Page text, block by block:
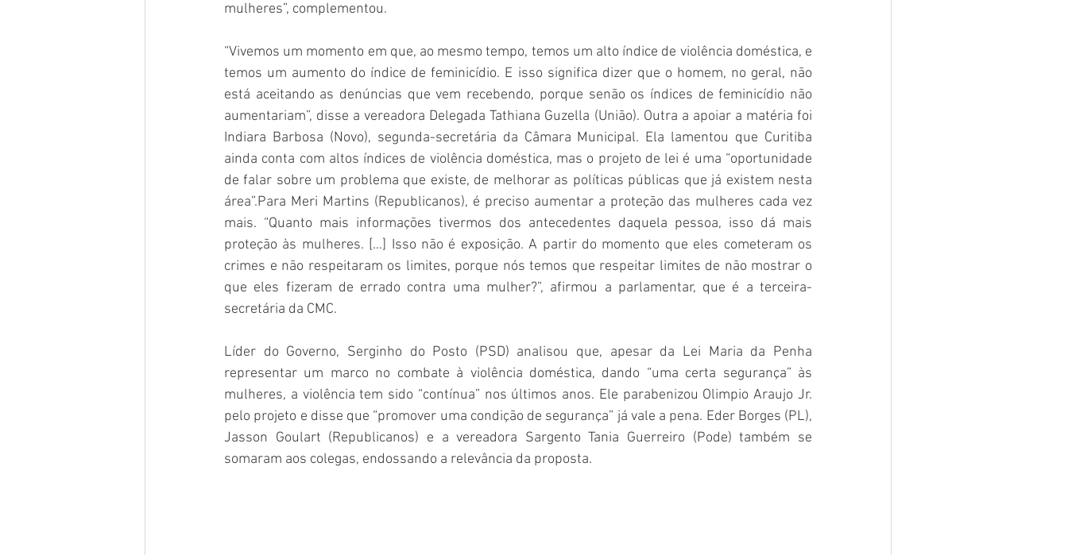
mulheres”, complementou.
“Vivemos um momento em que, ao mesmo tempo, temos um alto índice de violência doméstica, e
temos um aumento do índice de feminicídio. E isso significa dizer que o homem, no geral, não
está aceitando as denúncias que vem recebendo, porque senão os índices de feminicídio não
aumentariam”, disse a vereadora Delegada Tathiana Guzella (União). Outra a apoiar a matéria foi
Indiara Barbosa (Novo), segunda-secretária da Câmara Municipal. Ela lamentou que Curitiba
ainda conta com altos índices de violência doméstica, mas o projeto de lei é uma “oportunidade
de falar sobre um problema que existe, de melhorar as políticas públicas que já existem nesta
área”.Para Meri Martins (Republicanos), é preciso aumentar a proteção das mulheres cada vez
mais. “Quanto mais informações tivermos dos antecedentes daquela pessoa, isso dá mais
proteção às mulheres. [...] Isso não é exposição. A partir do momento que eles cometeram os
crimes e não respeitaram os limites, porque nós temos que respeitar limites de não mostrar o
que eles fizeram de errado contra uma mulher?”, afirmou a parlamentar, que é a terceira-
secretária da CMC.
Líder do Governo, Serginho do Posto (PSD) analisou que, apesar da Lei Maria da Penha
representar um marco no combate à violência doméstica, dando “uma certa segurança” às
mulheres, a violência tem sido “contínua” nos últimos anos. Ele parabenizou Olimpio Araujo Jr.
pelo projeto e disse que “promover uma condição de segurança” já vale a pena. Eder Borges (PL),
Jasson Goulart (Republicanos) e a vereadora Sargento Tania Guerreiro (Pode) também se
somaram aos colegas, endossando a relevância da proposta.